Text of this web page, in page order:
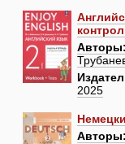
Авторы:
2025
Авторы: